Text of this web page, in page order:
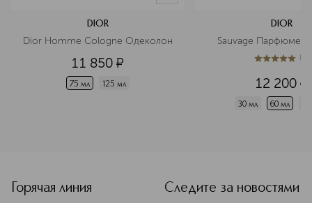
DIOR
Dior Homme Cologne Одеколон
11 850 ¤
75 мл 125 мл
DIOR
Sauvage
5из 51 (
12 200 ¤
30 мл 60 мл
Горячая линия
Следите за новостями